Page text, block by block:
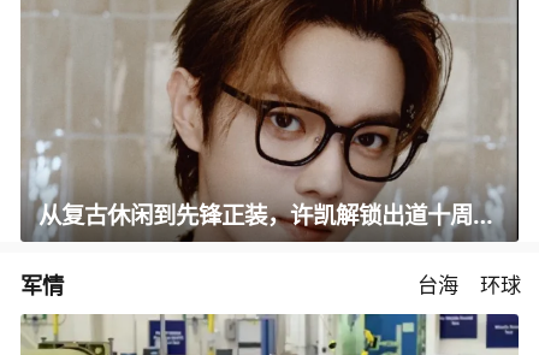
从复古休闲到先锋正装，许凯解锁出道十周年大片
军情 台海 环球